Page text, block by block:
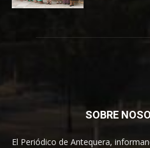
SOBRE
El Periódico de Antequera,